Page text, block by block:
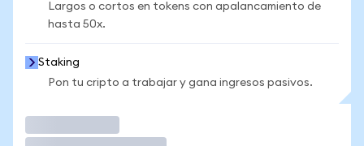
Largos o cortos en tokens con apalancamiento de
hasta 50x.
Staking
Pon tu cripto a trabajar y gana ingresos pasivos.